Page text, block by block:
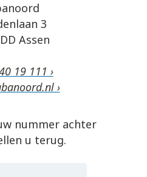
3
Assen
19 111 ›
›
nummer achter
u terug.